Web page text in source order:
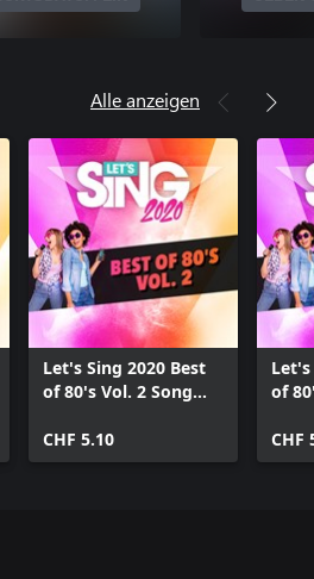
Alle anzeigen
Let's Sing 2020 Best
of 80's Vol. 2 Song
CHF 5.10
Let's
of
CHF